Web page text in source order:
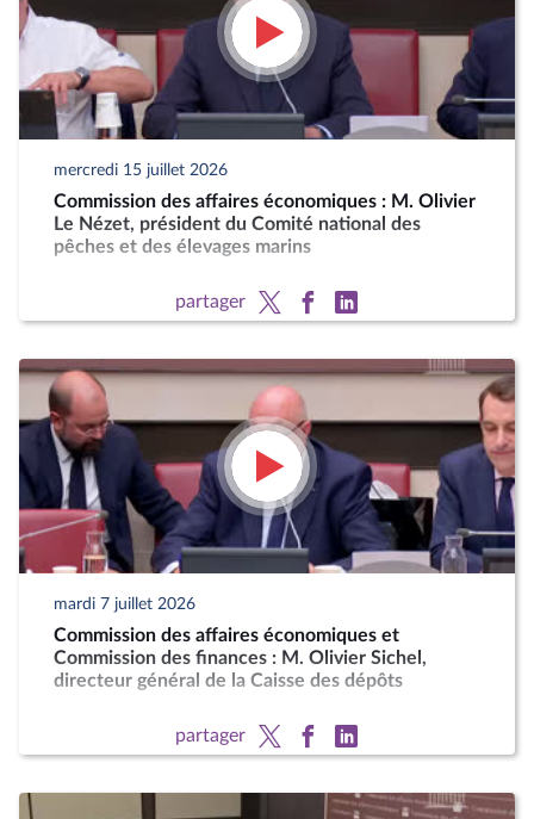
mercredi 15 juillet 2026
Commission des affaires économiques : M. Olivier
Le Nézet, président du Comité national des
pêches et des élevages marins
partager
mardi 7 juillet 2026
Commission des affaires économiques et
Commission des finances : M. Olivier Sichel,
directeur général de la Caisse des dépôts
partager